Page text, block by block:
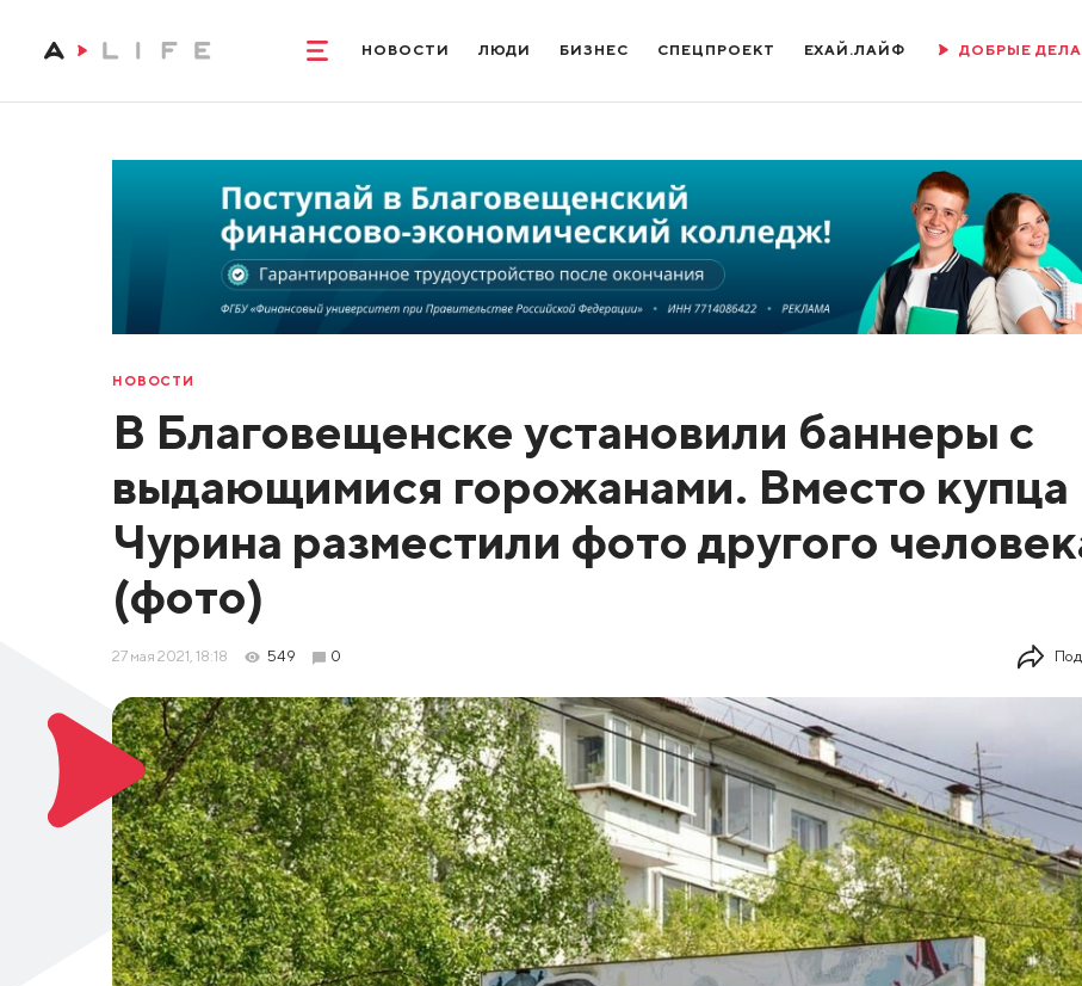
НОВОСТИ ЛЮДИ БИЗНЕС СПЕЦПРОЕКТ ЕХАЙ.ЛАЙФ ДОБРЫЕ ДЕЛА
НОВОСТИ
В Благовещенске установили баннеры с
выдающимися горожанами. Вместо купца
Чурина разместили фото другого
(фото)
27 мая 2021, 18:18 549 0